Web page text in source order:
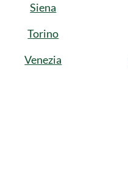
Siena
Torino
Venezia